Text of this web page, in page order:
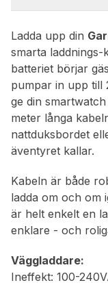
Ladda upp din
smarta
batteriet börjar
pumpar in upp till
ge din
meter långa
nattduksbordet
äventyret kallar.
Kabeln är både
ladda om och om
är helt enkelt en
enklare - och
Väggladdare:
Ineffekt: 100-